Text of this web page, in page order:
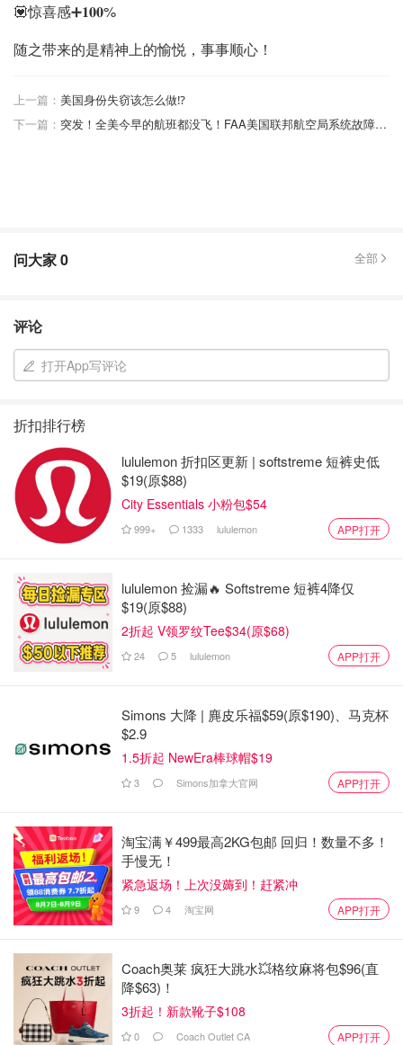
💟惊喜感➕𝟏𝟎𝟎%
随之带来的是精神上的愉悦，事事顺心！
上一篇： 美国身份失窃该怎么做⁉️
下一篇：
突发！全美今早的航班都没飞！FAA美国联邦航空局系统故障，上千航班延误停飞
问大家0 全部
评论
打开App写评论
折扣排行榜
lululemon 折扣区更新 | softstreme 短裤史低
$19(原$88)
City Essentials 小粉包$54
999+ 1333 lululemon APP打开
lululemon 捡漏🔥 Softstreme 短裤4降仅
$19(原$88)
2折起 V领罗纹Tee$34(原$68)
24 5 lululemon APP打开
Simons 大降 | 麂皮乐福$59(原$190)、马克杯
$2.9
1.5折起 NewEra棒球帽$19
3 Simons加拿大官网 APP打开
淘宝满￥499最高2KG包邮 回归！数量不多！
手慢无！
紧急返场！上次没薅到！赶紧冲
9 4 淘宝网 APP打开
Coach奥莱 疯狂大跳水💥格纹麻将包$96(直
降$63)！
3折起！新款靴子$108
0 Coach Outlet CA APP打开